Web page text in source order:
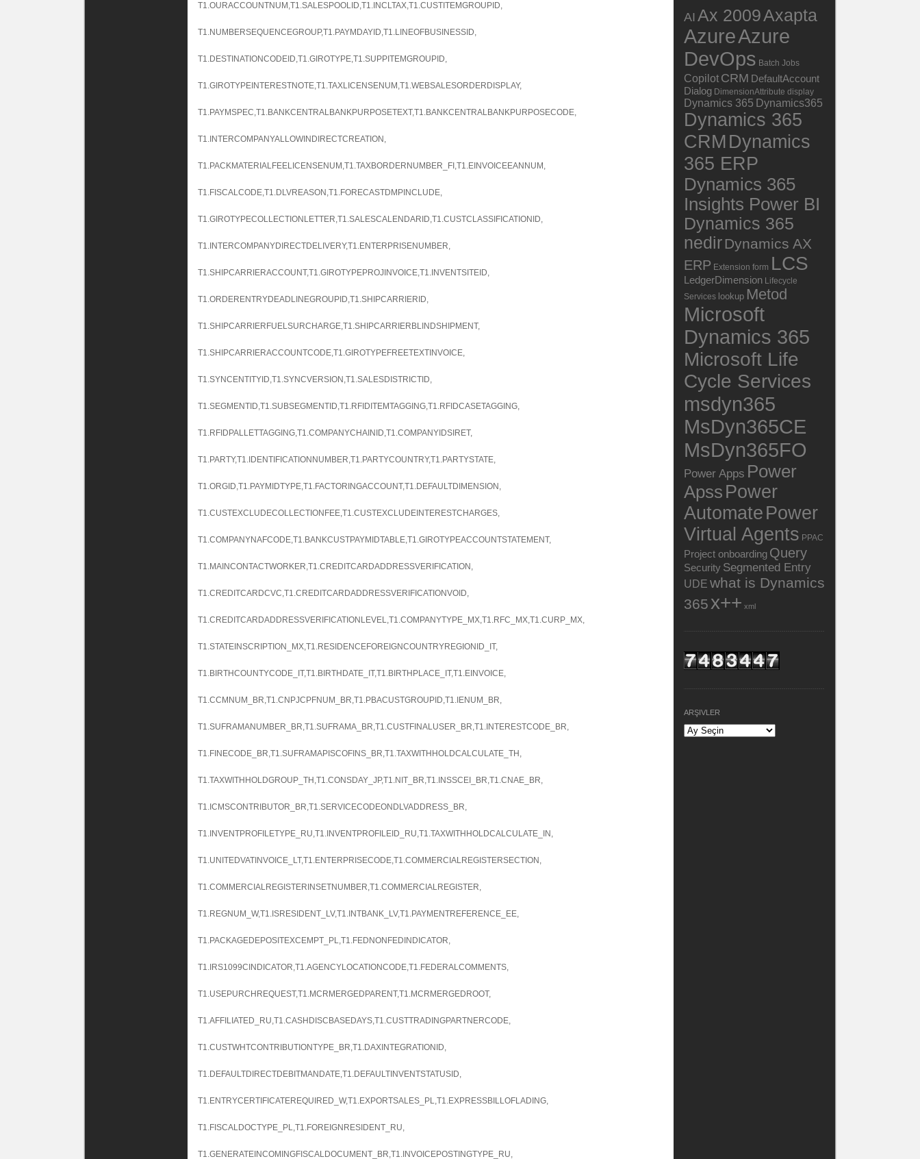
T1.OURACCOUNTNUM,T1.SALESPOOLID,T1.INCLTAX,T1.CUSTITEMGROUPID,
T1.NUMBERSEQUENCEGROUP,T1.PAYMDAYID,T1.LINEOFBUSINESSID,
T1.DESTINATIONCODEID,T1.GIROTYPE,T1.SUPPITEMGROUPID,
T1.GIROTYPEINTERESTNOTE,T1.TAXLICENSENUM,T1.WEBSALESORDERDISPLAY,
T1.PAYMSPEC,T1.BANKCENTRALBANKPURPOSETEXT,T1.BANKCENTRALBANKPURPOSECODE,
T1.INTERCOMPANYALLOWINDIRECTCREATION,
T1.PACKMATERIALFEELICENSENUM,T1.TAXBORDERNUMBER_FI,T1.EINVOICEEANNUM,
T1.FISCALCODE,T1.DLVREASON,T1.FORECASTDMPINCLUDE,
T1.GIROTYPECOLLECTIONLETTER,T1.SALESCALENDARID,T1.CUSTCLASSIFICATIONID,
T1.INTERCOMPANYDIRECTDELIVERY,T1.ENTERPRISENUMBER,
T1.SHIPCARRIERACCOUNT,T1.GIROTYPEPROJINVOICE,T1.INVENTSITEID,
T1.ORDERENTRYDEADLINEGROUPID,T1.SHIPCARRIERID,
T1.SHIPCARRIERFUELSURCHARGE,T1.SHIPCARRIERBLINDSHIPMENT,
T1.SHIPCARRIERACCOUNTCODE,T1.GIROTYPEFREETEXTINVOICE,
T1.SYNCENTITYID,T1.SYNCVERSION,T1.SALESDISTRICTID,
T1.SEGMENTID,T1.SUBSEGMENTID,T1.RFIDITEMTAGGING,T1.RFIDCASETAGGING,
T1.RFIDPALLETTAGGING,T1.COMPANYCHAINID,T1.COMPANYIDSIRET,
T1.PARTY,T1.IDENTIFICATIONNUMBER,T1.PARTYCOUNTRY,T1.PARTYSTATE,
T1.ORGID,T1.PAYMIDTYPE,T1.FACTORINGACCOUNT,T1.DEFAULTDIMENSION,
T1.CUSTEXCLUDECOLLECTIONFEE,T1.CUSTEXCLUDEINTERESTCHARGES,
T1.COMPANYNAFCODE,T1.BANKCUSTPAYMIDTABLE,T1.GIROTYPEACCOUNTSTATEMENT,
T1.MAINCONTACTWORKER,T1.CREDITCARDADDRESSVERIFICATION,
T1.CREDITCARDCVC,T1.CREDITCARDADDRESSVERIFICATIONVOID,
T1.CREDITCARDADDRESSVERIFICATIONLEVEL,T1.COMPANYTYPE_MX,T1.RFC_MX,T1.CURP_MX,
T1.STATEINSCRIPTION_MX,T1.RESIDENCEFOREIGNCOUNTRYREGIONID_IT,
T1.BIRTHCOUNTYCODE_IT,T1.BIRTHDATE_IT,T1.BIRTHPLACE_IT,T1.EINVOICE,
T1.CCMNUM_BR,T1.CNPJCPFNUM_BR,T1.PBACUSTGROUPID,T1.IENUM_BR,
T1.SUFRAMANUMBER_BR,T1.SUFRAMA_BR,T1.CUSTFINALUSER_BR,T1.INTERESTCODE_BR,
T1.FINECODE_BR,T1.SUFRAMAPISCOFINS_BR,T1.TAXWITHHOLDCALCULATE_TH,
T1.TAXWITHHOLDGROUP_TH,T1.CONSDAY_JP,T1.NIT_BR,T1.INSSCEI_BR,T1.CNAE_BR,
T1.ICMSCONTRIBUTOR_BR,T1.SERVICECODEONDLVADDRESS_BR,
T1.INVENTPROFILETYPE_RU,T1.INVENTPROFILEID_RU,T1.TAXWITHHOLDCALCULATE_IN,
T1.UNITEDVATINVOICE_LT,T1.ENTERPRISECODE,T1.COMMERCIALREGISTERSECTION,
T1.COMMERCIALREGISTERINSETNUMBER,T1.COMMERCIALREGISTER,
T1.REGNUM_W,T1.ISRESIDENT_LV,T1.INTBANK_LV,T1.PAYMENTREFERENCE_EE,
T1.PACKAGEDEPOSITEXCEMPT_PL,T1.FEDNONFEDINDICATOR,
T1.IRS1099CINDICATOR,T1.AGENCYLOCATIONCODE,T1.FEDERALCOMMENTS,
T1.USEPURCHREQUEST,T1.MCRMERGEDPARENT,T1.MCRMERGEDROOT,
T1.AFFILIATED_RU,T1.CASHDISCBASEDAYS,T1.CUSTTRADINGPARTNERCODE,
T1.CUSTWHTCONTRIBUTIONTYPE_BR,T1.DAXINTEGRATIONID,
T1.DEFAULTDIRECTDEBITMANDATE,T1.DEFAULTINVENTSTATUSID,
T1.ENTRYCERTIFICATEREQUIRED_W,T1.EXPORTSALES_PL,T1.EXPRESSBILLOFLADING,
T1.FISCALDOCTYPE_PL,T1.FOREIGNRESIDENT_RU,
T1.GENERATEINCOMINGFISCALDOCUMENT_BR,T1.INVOICEPOSTINGTYPE_RU,
AI Ax 2009Axapta
AzureAzure
DevOps Batch Jobs
Copilot CRM DefaultAccount
Dialog DimensionAttribute display
Dynamics 365 Dynamics365
Dynamics 365
CRM Dynamics
365 ERP
Dynamics 365
Insights Power BI
Dynamics 365
nedir Dynamics AX
ERP Extension form LCS
LedgerDimension Lifecycle
Services lookup Metod
Microsoft
Dynamics 365
Microsoft Life
Cycle Services
msdyn365
MsDyn365CE
MsDyn365FO
Power Apps Power
Apss Power
Automate Power
Virtual Agents PPAC
Project onboarding Query
Security Segmented Entry
UDE what is Dynamics
365 x++ xml
ARŞIVLER